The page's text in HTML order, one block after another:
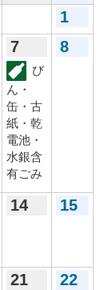
1
7
び
ん・
缶・古
紙・乾
電池・
水銀含
有ごみ
8
14 15
21 22